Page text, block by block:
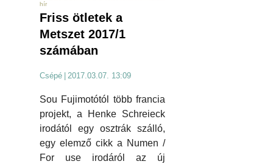
hír
Friss ötletek a
Metszet 2017/1
számában
Csépé 2017.03.07. 13:09
Sou Fujimotótól több francia
projekt, a Henke Schreieck
irodától egy osztrák szálló,
egy elemző cikk a Numen /
For use irodáról az új